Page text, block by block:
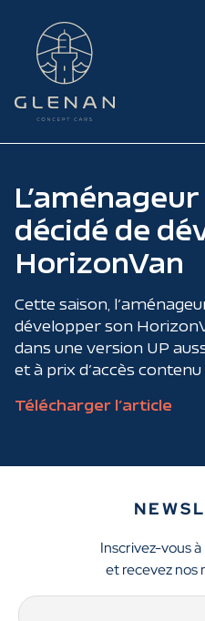
décidé de
HorizonVan
Cette saison,
développer son
dans une version UP
et à prix d’accès contenu
Télécharger l’article
Inscrivez-vous
et recevez nos